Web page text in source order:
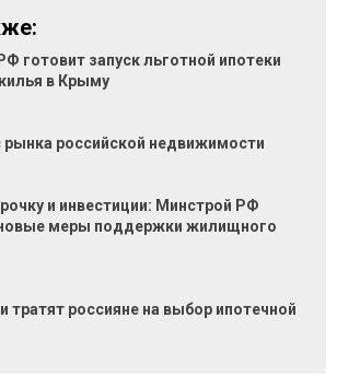
готовит запуск льготной ипотеки
в Крыму
рынка российской недвижимости
и инвестиции: Минстрой РФ
меры поддержки жилищного
тратят россияне на выбор ипотечной